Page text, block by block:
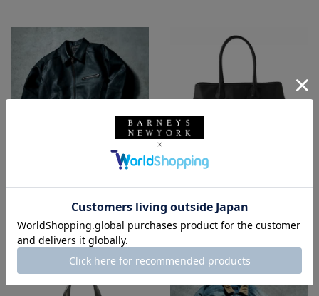
BARNEYS NEW YORK by ANC
ELLM ホースレザーブルゾン
¥165,000
¥47,300
4 colors